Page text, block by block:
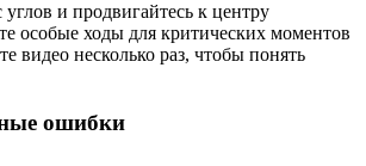
и продвигайтесь к центру
особые ходы для критических моментов
видео несколько раз, чтобы понять
ошибки